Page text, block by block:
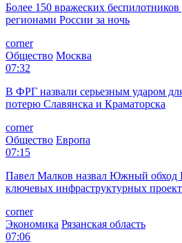
Более 150 вражеских
регионами России за ночь
corner
Общество Москва
07:32
В ФРГ назвали серьезным ударом
потерю Славянска и Краматорска
corner
Общество Европа
07:15
Павел Малков назвал Южный обход
ключевых инфраструктурных
corner
Экономика Рязанская область
07:06